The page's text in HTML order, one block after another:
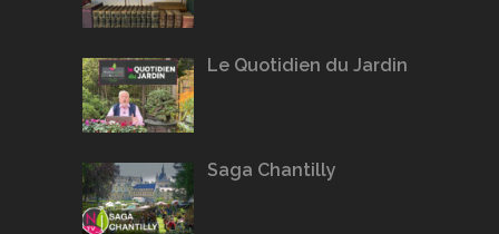
Le Quotidien du Jardin
Saga Chantilly